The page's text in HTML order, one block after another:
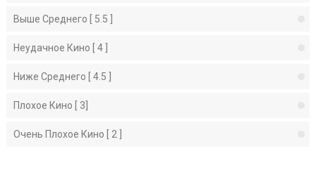
Выше Среднего [ 5.5 ]
Неудачное Кино [ 4 ]
Ниже Среднего [ 4.5 ]
Плохое Кино [ 3]
Очень Плохое Кино [ 2 ]